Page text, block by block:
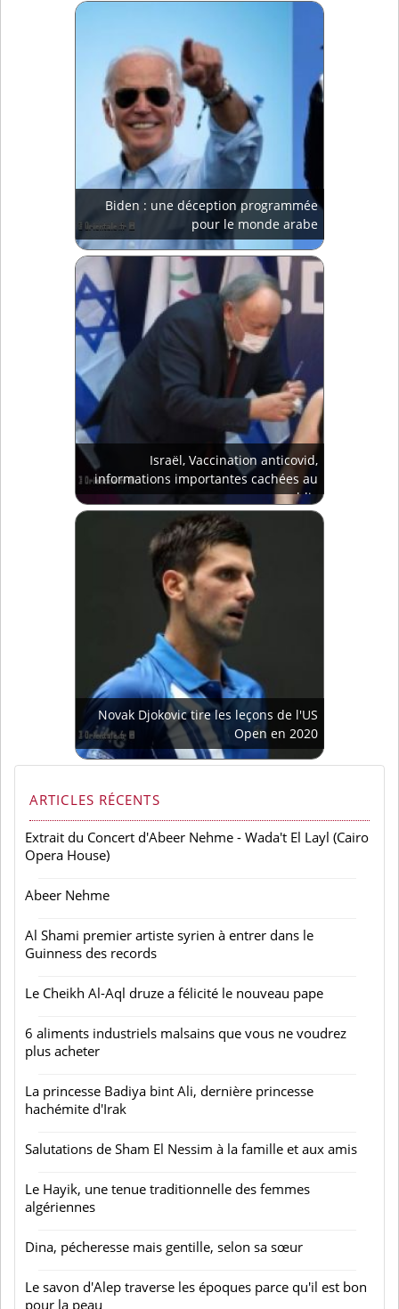
Biden : une déception programmée
pour le monde arabe
Israël, Vaccination anticovid,
informations importantes cachées au
public
Novak Djokovic tire les leçons de l'US
Open en 2020
ARTICLES RÉCENTS
Extrait du Concert d'Abeer Nehme - Wada't El Layl (Cairo
Opera House)
Abeer Nehme
Al Shami premier artiste syrien à entrer dans le
Guinness des records
Le Cheikh Al-Aql druze a félicité le nouveau pape
6 aliments industriels malsains que vous ne voudrez
plus acheter
La princesse Badiya bint Ali, dernière princesse
hachémite d'Irak
Salutations de Sham El Nessim à la famille et aux amis
Le Hayik, une tenue traditionnelle des femmes
algériennes
Dina, pécheresse mais gentille, selon sa sœur
Le savon d'Alep traverse les époques parce qu'il est bon
pour la peau